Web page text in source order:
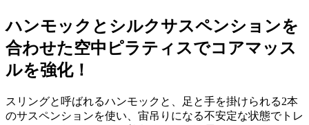
ハンモックとシルクサスペンションを
合わせた空中ピラティスでコアマッス
ルを強化！
スリングと呼ばれるハンモックと、足と手を掛けられる2本
のサスペンションを使い、宙吊りになる不安定な状態でトレ